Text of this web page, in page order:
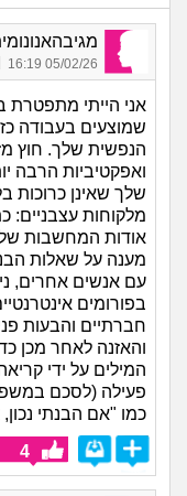
05/02/26 16:19
אני הייתי מתפטרת
שמוצעים בעבודה
הנפשית שלך. חוץ
ואפקטיביות הרבה
שלך שאינן כרוכות
אודות המחשבות
מענה על שאלות
עם אנשים אחרים,
בפורומים
חברתיים והבעות
והאזנה לאחר מכן
המילים על ידי
פעילה (לסכם
כמו "אם הבנתי
4